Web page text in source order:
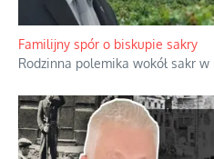
Historia jest doświadczeniem
że będziemy coś krytykować po
powstania nie zrobili, jest...